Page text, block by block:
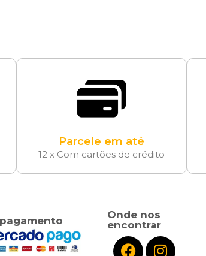
Parcele em até
12 x Com cartões de crédito
Onde nos
encontrar